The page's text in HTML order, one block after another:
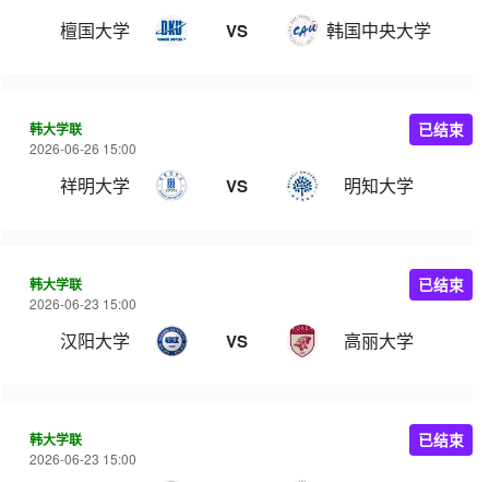
檀国大学 VS 韩国中央大学
韩大学联
2026-06-26 15:00
祥明大学 VS 明知大学
已结束
韩大学联
2026-06-23 15:00
汉阳大学 VS 高丽大学
已结束
韩大学联
2026-06-23 15:00
已结束